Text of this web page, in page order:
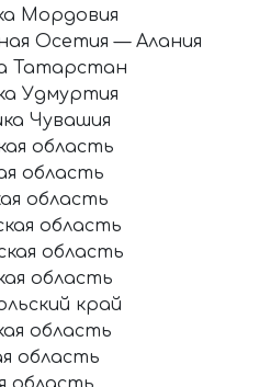
Мордовия
Осетия — Алания
Татарстан
Удмуртия
Чувашия
область
область
область
область
область
область
край
область
область